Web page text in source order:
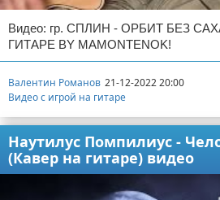
Видео: гр. СПЛИН - ОРБИТ БЕЗ
ГИТАРЕ BY MAMONTENOK!
Валентин Романов 21-12-2022 20:00
Видео с игрой на гитаре
Наутилус Помпилиус -
(Кавер на гитаре) видео